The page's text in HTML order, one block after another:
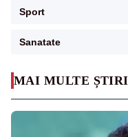
MAI MULTE
Sport
Sanatate